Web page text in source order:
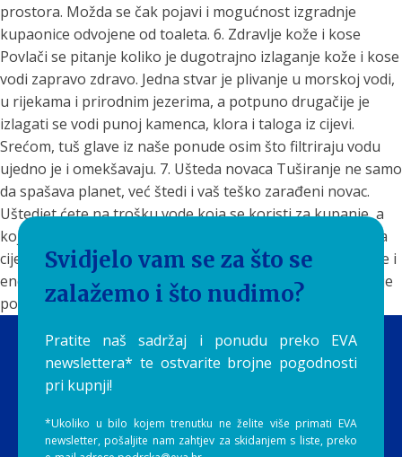
prostora. Možda se čak pojavi i mogućnost izgradnje
kupaonice odvojene od toaleta. 6. Zdravlje kože i kose
Povlači se pitanje koliko je dugotrajno izlaganje kože i kose
vodi zapravo zdravo. Jedna stvar je plivanje u morskoj vodi,
u rijekama i prirodnim jezerima, a potpuno drugačije je
izlagati se vodi punoj kamenca, klora i taloga iz cijevi.
Srećom, tuš glave iz naše ponude osim što filtriraju vodu
ujedno je i omekšavaju. 7. Ušteda novaca Tuširanje ne samo
da spašava planet, već štedi i vaš teško zarađeni novac.
Uštedjet ćete na trošku vode koja se koristi za kupanje, a
koja u prosjeku premašuje cijenu tuširanja, a također i na
cijeni zagrijavanja vode za kupanje. Budući da se više vode i
energije koristi za kupku nego za tuširanje, neka tuširanje
postane dio vašeg novog plana za štednju.
Svidjelo vam se za što se
zalažemo i što nudimo?
Pratite naš sadržaj i ponudu preko EVA
newslettera* te ostvarite brojne pogodnosti
pri kupnji!
*Ukoliko u bilo kojem trenutku ne želite više primati EVA
newsletter, pošaljite nam zahtjev za skidanjem s liste, preko